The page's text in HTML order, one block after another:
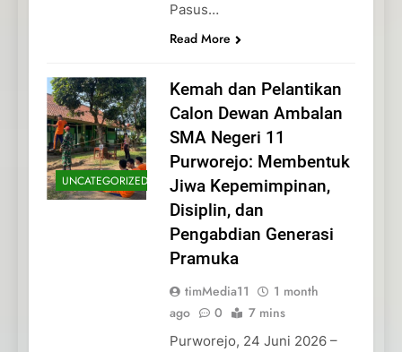
Pasus…
Read More
UNCATEGORIZED
Kemah dan Pelantikan
Calon Dewan Ambalan
SMA Negeri 11
Purworejo: Membentuk
Jiwa Kepemimpinan,
Disiplin, dan
Pengabdian Generasi
Pramuka
timMedia11
1 month
ago
0 7 mins
Purworejo, 24 Juni 2026 –